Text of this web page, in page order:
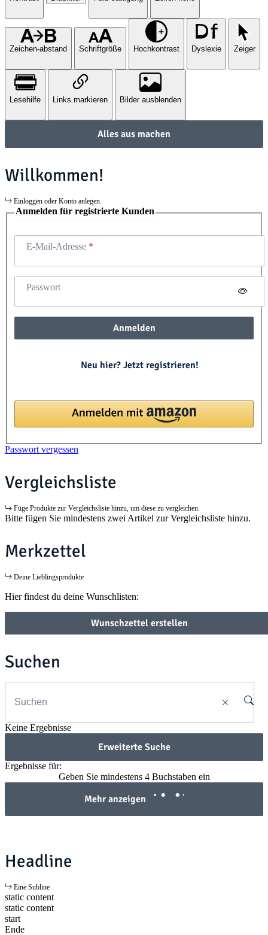
Zeichen-abstand Schriftgröße Hochkontrast Dyslexie Zeiger
Lesehilfe Links markieren Bilder ausblenden
Alles aus machen
Willkommen!
Einloggen oder Konto anlegen.
Anmelden für registrierte Kunden
E-Mail-Adresse
Passwort
Anmelden
Neu hier? Jetzt registrieren!
Passwort vergessen
Vergleichsliste
Füge Produkte zur Vergleichsliste hinzu, um diese zu vergleichen.
Bitte fügen Sie mindestens zwei Artikel zur Vergleichsliste hinzu.
Merkzettel
Deine Lieblingsprodukte
Hier findest du deine Wunschlisten:
Wunschzettel erstellen
Suchen
Keine Ergebnisse
Erweiterte Suche
Ergebnisse für:
Geben Sie mindestens 4 Buchstaben ein
Mehr anzeigen
Headline
Eine Subline
static content
static content
start
Ende